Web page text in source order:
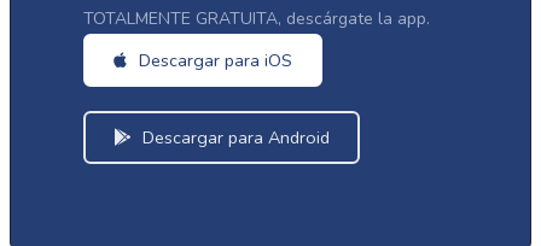
TOTALMENTE GRATUITA, descárgate la app.
Descargar para iOS
Descargar para Android